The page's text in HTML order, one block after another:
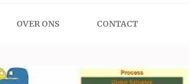
OVER ONS CONTACT